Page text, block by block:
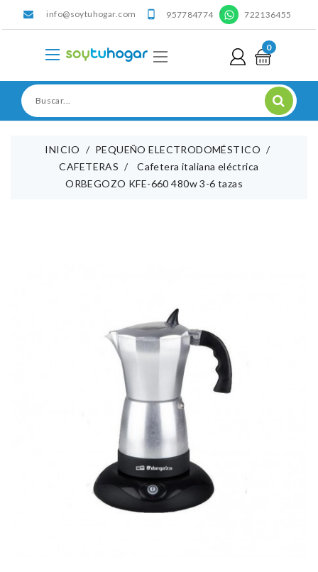
info@soytuhogar.com  957784774 ' 722136455
0
INICIO
PEQUEÑO ELECTRODOMÉSTICO
CAFETERAS
Cafetera italiana eléctrica
ORBEGOZO KFE-660 480w 3-6 tazas